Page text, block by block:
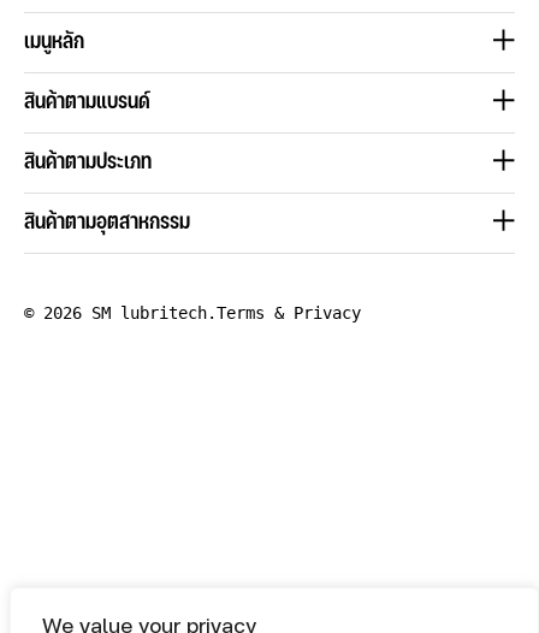
We value your privacy
เมนูหลัก
สินค้าตามแบรนด์
สินค้าตามประเภท
สินค้าตามอุตสาหกรรม
© 2026 SM lubritech.Terms & Privacy